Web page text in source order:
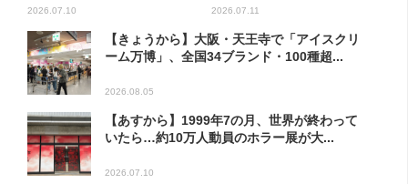
る...
2026.07.10 2026.07.11
【きょうから】大阪・天王寺で「アイスクリ
ーム万博」、全国34ブランド・100種超...
2026.08.05
【あすから】1999年7の月、世界が終わって
いたら…約10万人動員のホラー展が大...
2026.07.10